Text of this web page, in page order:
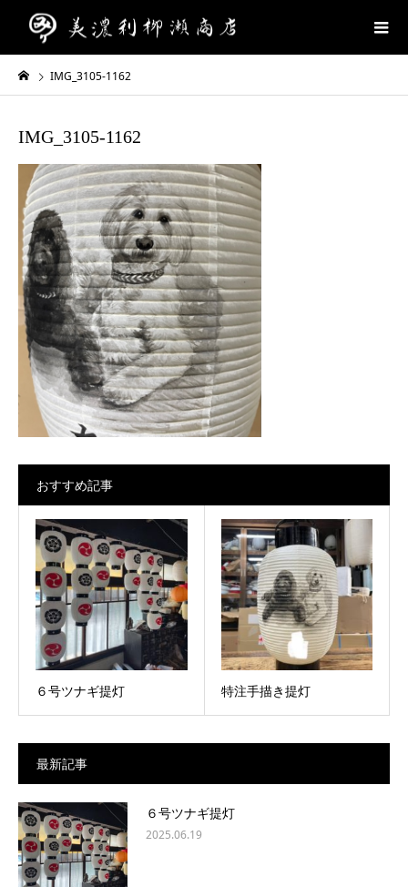
IMG_3105-1162
IMG_3105-1162
おすすめ記事
６号ツナギ提灯 特注手描き提灯
最新記事
６号ツナギ提灯
2025.06.19